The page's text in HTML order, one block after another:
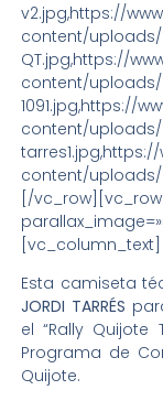
v2.jpg,https://
content/uploads/
QT.jpg,https://
content/uploads/
1091.jpg,https://
content/uploads/
content/uploads/
[/
[vc_column_text]
Esta camiseta
JORDI TARRÉS
el “Rally
Programa de
Quijote.